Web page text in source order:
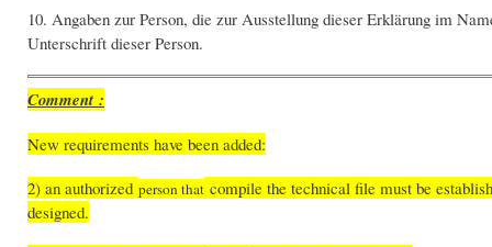
10. Angaben zur Person, die zur Ausstellung dieser Erklärung im
Unterschrift dieser Person.
Comment :
New requirements have been added:
2) an authorized person that compile the technical file must be
designed.